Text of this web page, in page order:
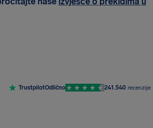
TrustpilotOdlično 241.540 recenzije